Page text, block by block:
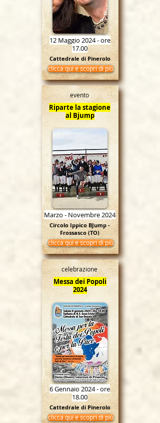
12 Maggio 2024 - ore
17.00
Cattedrale di Pinerolo
clicca qui e scopri di più
evento
Riparte la stagione
al Bjump
Marzo - Novembre 2024
Circolo Ippico BJump -
Frossasco (TO)
clicca qui e scopri di più
celebrazione
Messa dei Popoli
2024
6 Gennaio 2024 - ore
18.00
Cattedrale di Pinerolo
clicca qui e scopri di più